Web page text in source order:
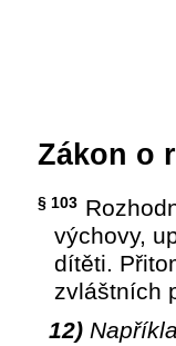
Zákon o
§ 103
výchovy,
dítěti.
zvláštních
12)